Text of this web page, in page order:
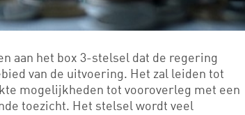
aan het box 3-stelsel dat de regering
van de uitvoering. Het zal leiden tot
mogelijkheden tot vooroverleg met een
toezicht. Het stelsel wordt veel